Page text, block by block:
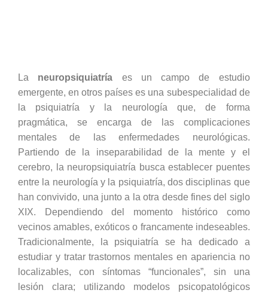
La neuropsiquiatría es un campo de estudio
emergente, en otros países es una subespecialidad de
la psiquiatría y la neurología que, de forma
pragmática, se encarga de las complicaciones
mentales de las enfermedades neurológicas.
Partiendo de la inseparabilidad de la mente y el
cerebro, la neuropsiquiatría busca establecer puentes
entre la neurología y la psiquiatría, dos disciplinas que
han convivido, una junto a la otra desde fines del siglo
XIX. Dependiendo del momento histórico como
vecinos amables, exóticos o francamente indeseables.
Tradicionalmente, la psiquiatría se ha dedicado a
estudiar y tratar trastornos mentales en apariencia no
localizables, con síntomas “funcionales”, sin una
lesión clara; utilizando modelos psicopatológicos